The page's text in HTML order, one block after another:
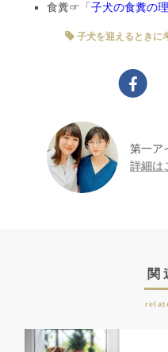
食糞☞「子犬の食糞の
子犬を迎えるときに
第一ア
詳細は
関